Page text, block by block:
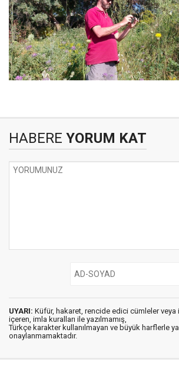
HABERE YORUM KAT
UYARI: Küfür, hakaret, rencide edici cümleler veya
içeren, imla kuralları ile yazılmamış,
Türkçe karakter kullanılmayan ve büyük harflerle
onaylanmamaktadır.